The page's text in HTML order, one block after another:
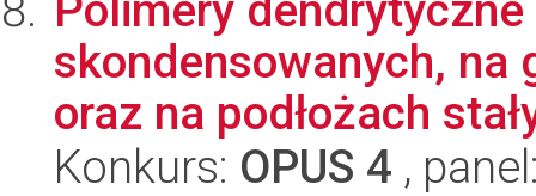
skondensowanych,
oraz na podłożach
Konkurs: OPUS 4 ,